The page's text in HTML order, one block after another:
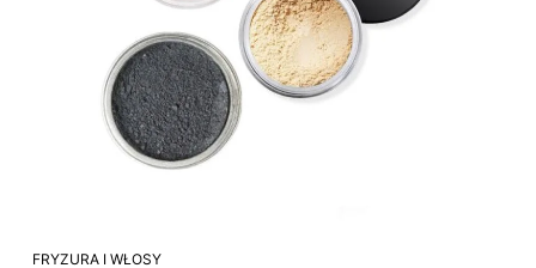
FRYZURA I WŁOSY